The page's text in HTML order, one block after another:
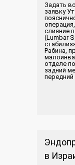
Задать
заявку
слияние
(Lumbar
Рабина,
отделе
задний
передний
в